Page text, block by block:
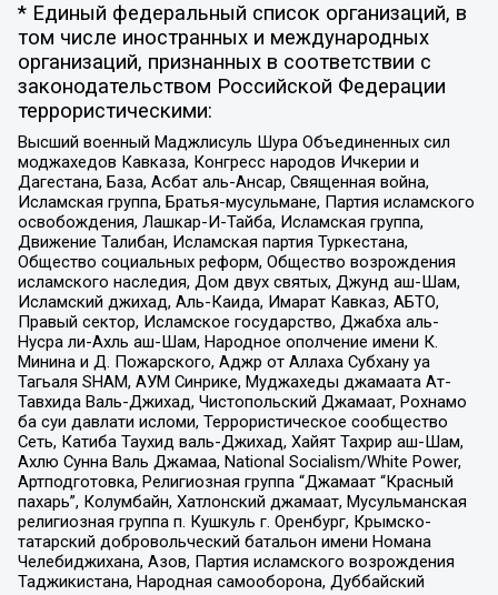
* Единый федеральный список организаций, в
том числе иностранных и международных
организаций, признанных в соответствии с
законодательством Российской Федерации
террористическими:
Высший военный Маджлисуль Шура Объединенных сил
моджахедов Кавказа, Конгресс народов Ичкерии и
Дагестана, База, Асбат аль-Ансар, Священная война,
Исламская группа, Братья-мусульмане, Партия исламского
освобождения, Лашкар-И-Тайба, Исламская группа,
Движение Талибан, Исламская партия Туркестана,
Общество социальных реформ, Общество возрождения
исламского наследия, Дом двух святых, Джунд аш-Шам,
Исламский джихад, Аль-Каида, Имарат Кавказ, АБТО,
Правый сектор, Исламское государство, Джабха аль-
Нусра ли-Ахль аш-Шам, Народное ополчение имени К.
Минина и Д. Пожарского, Аджр от Аллаха Субхану уа
Тагьаля SHAM, АУМ Синрике, Муджахеды джамаата Ат-
Тавхида Валь-Джихад, Чистопольский Джамаат, Рохнамо
ба суи давлати исломи, Террористическое сообщество
Сеть, Катиба Таухид валь-Джихад, Хайят Тахрир аш-Шам,
Ахлю Сунна Валь Джамаа, National Socialism/White Power,
Артподготовка, Религиозная группа “Джамаат “Красный
пахарь”, Колумбайн, Хатлонский джамаат, Мусульманская
религиозная группа п. Кушкуль г. Оренбург, Крымско-
татарский добровольческий батальон имени Номана
Челебиджихана, Азов, Партия исламского возрождения
Таджикистана, Народная самооборона, Дуббайский